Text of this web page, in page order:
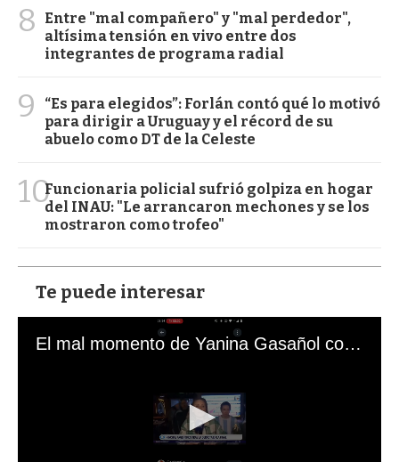
8
Entre "mal compañero" y "mal perdedor",
altísima tensión en vivo entre dos
integrantes de programa radial
9
“Es para elegidos”: Forlán contó qué lo motivó
para dirigir a Uruguay y el récord de su
abuelo como DT de la Celeste
10Funcionaria policial sufrió golpiza en hogar
del INAU: "Le arrancaron mechones y se los
mostraron como trofeo"
Te puede interesar
El mal momento de Yanina Gasañol con un hincha argentino en "Subrayado"